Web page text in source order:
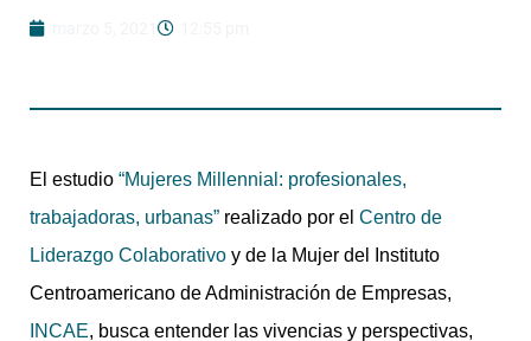
El estudio “Mujeres Millennial: profesionales,
trabajadoras, urbanas” realizado por el Centro de
Liderazgo Colaborativo y de la Mujer del Instituto
Centroamericano de Administración de Empresas,
INCAE, busca entender las vivencias y perspectivas,